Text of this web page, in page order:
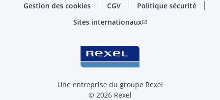
Gestion des cookies
CGV
Politique sécurité
Sites internationauxopen_in_new
Une entreprise du groupe Rexel
© 2026 Rexel